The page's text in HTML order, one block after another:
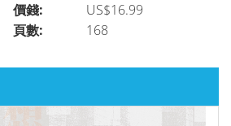
價錢:
US$16.99
頁數:
168